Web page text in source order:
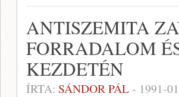
ANTISZEMITA
FORRADALOM
KEZDETÉN
ÍRTA: SÁNDOR PÁL- 1991-